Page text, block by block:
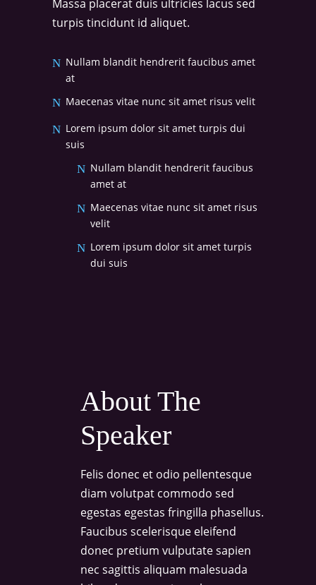
Massa placerat duis ultricies lacus sed
turpis tincidunt id aliquet.
Nullam blandit hendrerit faucibus amet
at
Maecenas vitae nunc sit amet risus velit
Lorem ipsum dolor sit amet turpis dui
suis
Nullam blandit hendrerit faucibus
amet at
Maecenas vitae nunc sit amet risus
velit
Lorem ipsum dolor sit amet turpis
dui suis
About The
Speaker
Felis donec et odio pellentesque
diam volutpat commodo sed
egestas egestas fringilla phasellus.
Faucibus scelerisque eleifend
donec pretium vulputate sapien
nec sagittis aliquam malesuada